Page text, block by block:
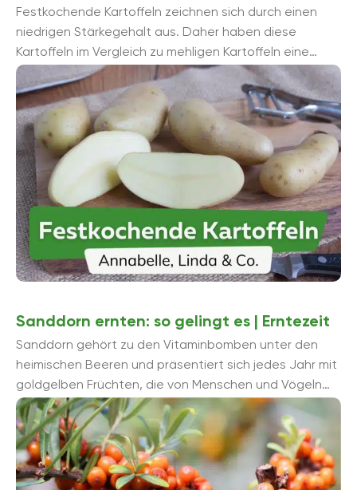
Festkochende Kartoffeln zeichnen sich durch einen
niedrigen Stärkegehalt aus. Daher haben diese
Kartoffeln im Vergleich zu mehligen Kartoffeln eine
festere Konsistenz. Ihr Geschmack reicht, je nach
Sorte, von mild ...
Sanddorn ernten: so gelingt es | Erntezeit
Sanddorn gehört zu den Vitaminbomben unter den
heimischen Beeren und präsentiert sich jedes Jahr mit
goldgelben Früchten, die von Menschen und Vögeln
gleichermaßen genossen werden. ...